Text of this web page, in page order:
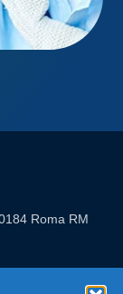
Roma RM